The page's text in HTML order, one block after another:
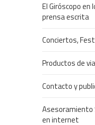
El Giróscopo
prensa escrita
Conciertos,
Productos de
Contacto y
Asesoramiento
en internet